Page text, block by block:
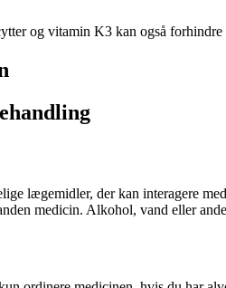
og vitamin K3 kan også
lægemidler, der kan interagere
medicin. Alkohol, vand eller